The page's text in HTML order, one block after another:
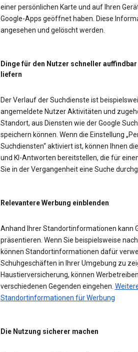
einer persönlichen Karte und auf Ihren
Google-Apps geöffnet haben. Diese
angesehen und gelöscht werden.
Dinge für den Nutzer schneller
liefern
Der Verlauf der Suchdienste ist
angemeldete Nutzer Aktivitäten und
Standort, aus Diensten wie der Google
speichern können. Wenn die Einstellung
Suchdiensten“ aktiviert ist, können Ihnen
und KI-Antworten bereitstellen, die für
Sie in der Vergangenheit eine Suche
Relevantere Werbung einblenden
Anhand Ihrer Standortinformationen kann
präsentieren. Wenn Sie beispielsweise
können Standortinformationen dafür
Schuhgeschäften in Ihrer Umgebung zu
Haustierversicherung, können
verschiedenen Gegenden eingehen.
Standortinformationen für Werbung
Die Nutzung sicherer machen